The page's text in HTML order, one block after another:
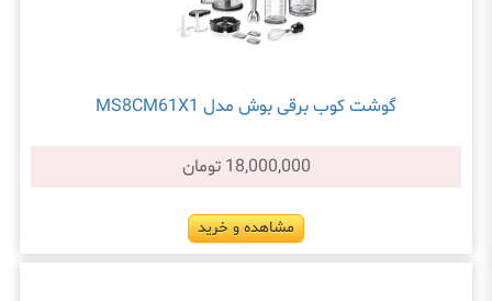
گوشت کوب برقی بوش مدل MS8CM61X1
18,000,000 تومان
مشاهده و خرید